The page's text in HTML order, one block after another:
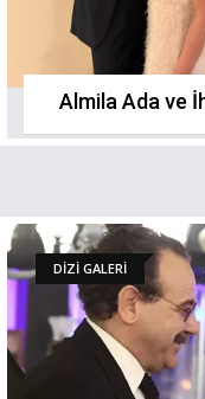
Almila Ada ve
DİZİ GALERİ